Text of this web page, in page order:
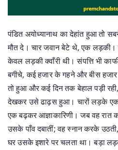
पंडित अयोध्यानाथ का देहांत हुआ तो
मौत दे। चार जवान बेटे थे, एक लड़की।
केवल लड़की क्‍वाँरी थी। संपत्ति भी
बगीचे, कई हजार के गहने और बीस
तो हुआ और कई दिन तक बेहाल पड़ी
देखकर उसे ढाढ़स हुआ। चारों लड़के
एक बढ़कर आज्ञाकारिणी। जब वह रात
उसके पाँव दबातीं; वह स्नान करके
घर उसके इशारे पर चलता था। बड़ा